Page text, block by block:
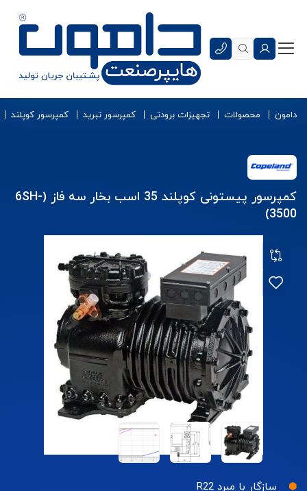
دامون محصولات تجهیزات برودتی کمپرسور تبرید کمپرسور کوپلند
کمپرسور پیستونی کوپلند 35 اسب بخار سه فاز (6SH-
3500)
سازگار با مبرد R22